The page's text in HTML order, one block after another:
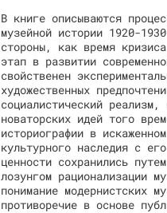
В книге описываются
музейной истории 1920-
стороны, как время
этап в развитии
свойственен
художественных
социалистический
новаторских идей того
историографии в
культурного наследия с
ценности сохранились
лозунгом рационализации
понимание модернистских
противоречие в основе